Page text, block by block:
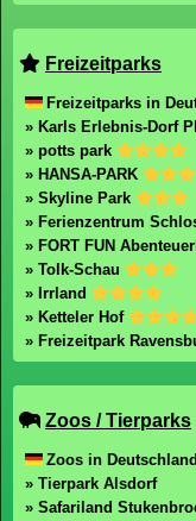
Freizeitparks
Freizeitparks in
» Karls Erlebnis-Dorf
» potts park
» HANSA-PARK
» Skyline Park
» Ferienzentrum
» FORT FUN
» Tolk-Schau
» Irrland
» Ketteler Hof
» Freizeitpark
Zoos / Tierparks
Zoos in Deutschland
» Tierpark Alsdorf
» Safariland